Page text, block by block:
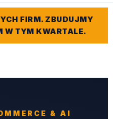
FIRM. ZBUDUJMY
W TYM KWARTALE.
& AI